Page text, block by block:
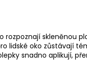
rozpoznají skleněnou
lidské oko zůstávají
snadno aplikují,